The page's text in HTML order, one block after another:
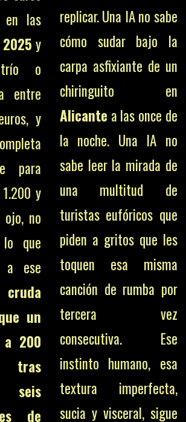
en las
2025 y
o
entre
y
para
y
ojo, no
que
a ese
cruda
un
a 200
seis
de
replicar. Una IA no sabe
cómo sudar bajo la
carpa asfixiante de un
chiringuito en
Alicante a las once de
la noche. Una IA no
sabe leer la mirada de
una multitud de
turistas eufóricos que
piden a gritos que les
toquen esa misma
canción de rumba por
tercera vez
consecutiva. Ese
instinto humano, esa
textura imperfecta,
sucia y visceral, sigue